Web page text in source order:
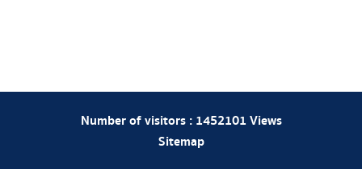
Number of visitors : 1452101 Views
Sitemap